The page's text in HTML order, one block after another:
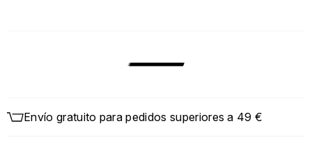
Envío gratuito para pedidos superiores a 49 €